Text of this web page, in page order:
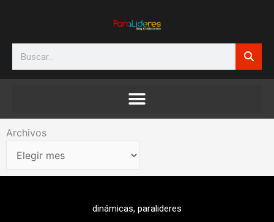
Search
Archivos
Archivos
dinámicas, paralideres